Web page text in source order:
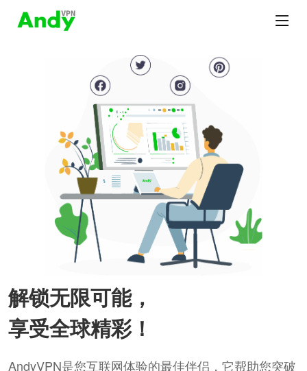
解锁无限可能，
享受全球精彩！
AndyVPN是您互联网体验的最佳伴侣，它帮助您突破